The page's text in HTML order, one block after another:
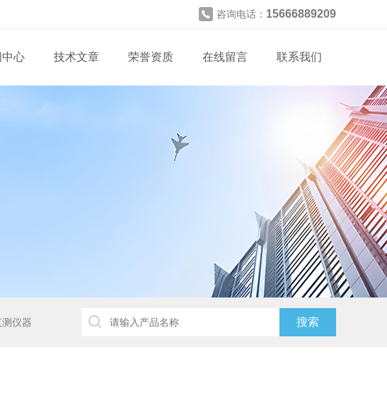
咨询电话： 15666889209
中心 技术文章 荣誉资质 在线留言 联系我们
仪器